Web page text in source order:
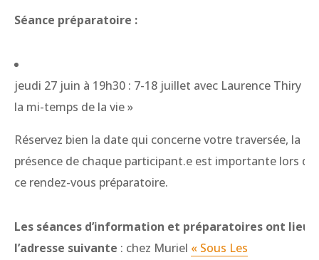
Séance préparatoire :
jeudi 27 juin à 19h30 : 7-18 juillet avec Laurence Thiry «
la mi-temps de la vie »
Réservez bien la date qui concerne votre traversée, la
présence de chaque participant.e est importante lors de
ce rendez-vous préparatoire.
Les séances d’information et préparatoires ont lieu à
l’adresse suivante : chez Muriel « Sous Les